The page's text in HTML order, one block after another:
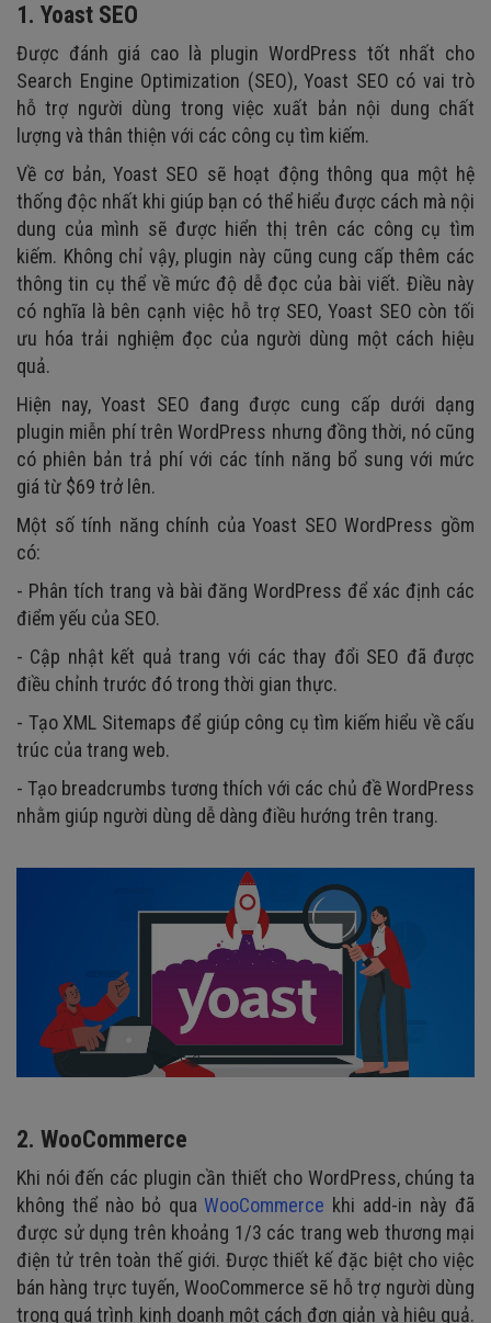
1. Yoast SEO
Được đánh giá cao là plugin WordPress tốt nhất cho
Search Engine Optimization (SEO), Yoast SEO có vai trò
hỗ trợ người dùng trong việc xuất bản nội dung chất
lượng và thân thiện với các công cụ tìm kiếm.
Về cơ bản, Yoast SEO sẽ hoạt động thông qua một hệ
thống độc nhất khi giúp bạn có thể hiểu được cách mà nội
dung của mình sẽ được hiển thị trên các công cụ tìm
kiếm. Không chỉ vậy, plugin này cũng cung cấp thêm các
thông tin cụ thể về mức độ dễ đọc của bài viết. Điều này
có nghĩa là bên cạnh việc hỗ trợ SEO, Yoast SEO còn tối
ưu hóa trải nghiệm đọc của người dùng một cách hiệu
quả.
Hiện nay, Yoast SEO đang được cung cấp dưới dạng
plugin miễn phí trên WordPress nhưng đồng thời, nó cũng
có phiên bản trả phí với các tính năng bổ sung với mức
giá từ $69 trở lên.
Một số tính năng chính của Yoast SEO WordPress gồm
có:
- Phân tích trang và bài đăng WordPress để xác định các
điểm yếu của SEO.
- Cập nhật kết quả trang với các thay đổi SEO đã được
điều chỉnh trước đó trong thời gian thực.
- Tạo XML Sitemaps để giúp công cụ tìm kiếm hiểu về cấu
trúc của trang web.
- Tạo breadcrumbs tương thích với các chủ đề WordPress
nhằm giúp người dùng dễ dàng điều hướng trên trang.
2. WooCommerce
Khi nói đến các plugin cần thiết cho WordPress, chúng ta
không thể nào bỏ quaWooCommerce khi add-in này đã
được sử dụng trên khoảng 1/3 các trang web thương mại
điện tử trên toàn thế giới. Được thiết kế đặc biệt cho việc
bán hàng trực tuyến, WooCommerce sẽ hỗ trợ người dùng
trong quá trình kinh doanh một cách đơn giản và hiệu quả.